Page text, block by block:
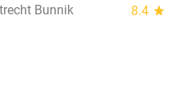
Bunnik 8.4 star